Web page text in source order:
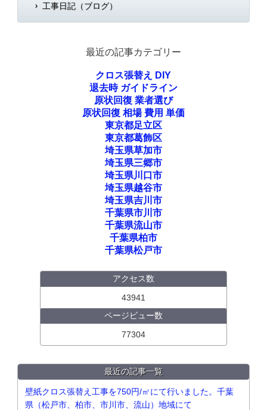
工事日記（ブログ）
最近の記事カテゴリー
クロス張替え DIY
退去時 ガイドライン
原状回復 業者選び
原状回復 相場 費用 単価
東京都足立区
東京都葛飾区
埼玉県草加市
埼玉県三郷市
埼玉県川口市
埼玉県越谷市
埼玉県吉川市
千葉県市川市
千葉県流山市
千葉県柏市
千葉県松戸市
アクセス数
43941
ページビュー数
77304
最近の記事一覧
壁紙クロス張替え工事を750円/㎡にて行いました。千葉
県（松戸市、柏市、市川市、流山）地域にて